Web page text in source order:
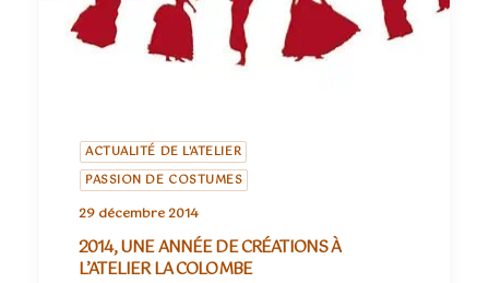
ACTUALITÉ DE L'ATELIER
PASSION DE COSTUMES
29 décembre 2014
2014, UNE ANNÉE DE CRÉATIONS À
L’ATELIER LA COLOMBE